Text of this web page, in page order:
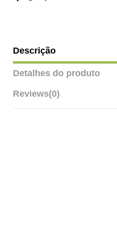
Descrição
Detalhes do produto
Reviews(0)